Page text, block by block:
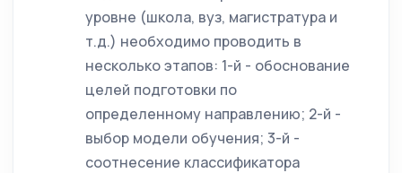
уровне (школа, вуз, магистратура и
т.д.) необходимо проводить в
несколько этапов: 1-й - обоснование
целей подготовки по
определенному направлению; 2-й -
выбор модели обучения; 3-й -
соотнесение классификатора